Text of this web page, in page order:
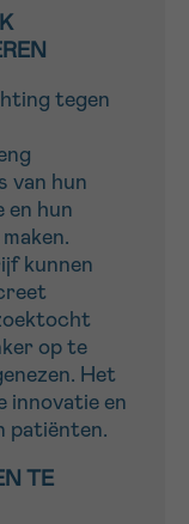
tegen
van hun
en hun
kunnen
op te
Het
innovatie en
patiënten.
TE